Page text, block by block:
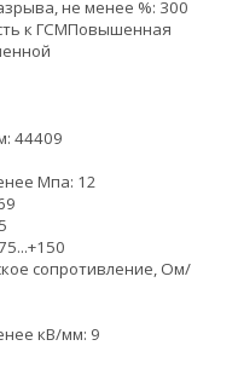
не менее %: 300
к ГСМПовышенная
44409
Мпа: 12
сопротивление, Ом/
кВ/мм: 9